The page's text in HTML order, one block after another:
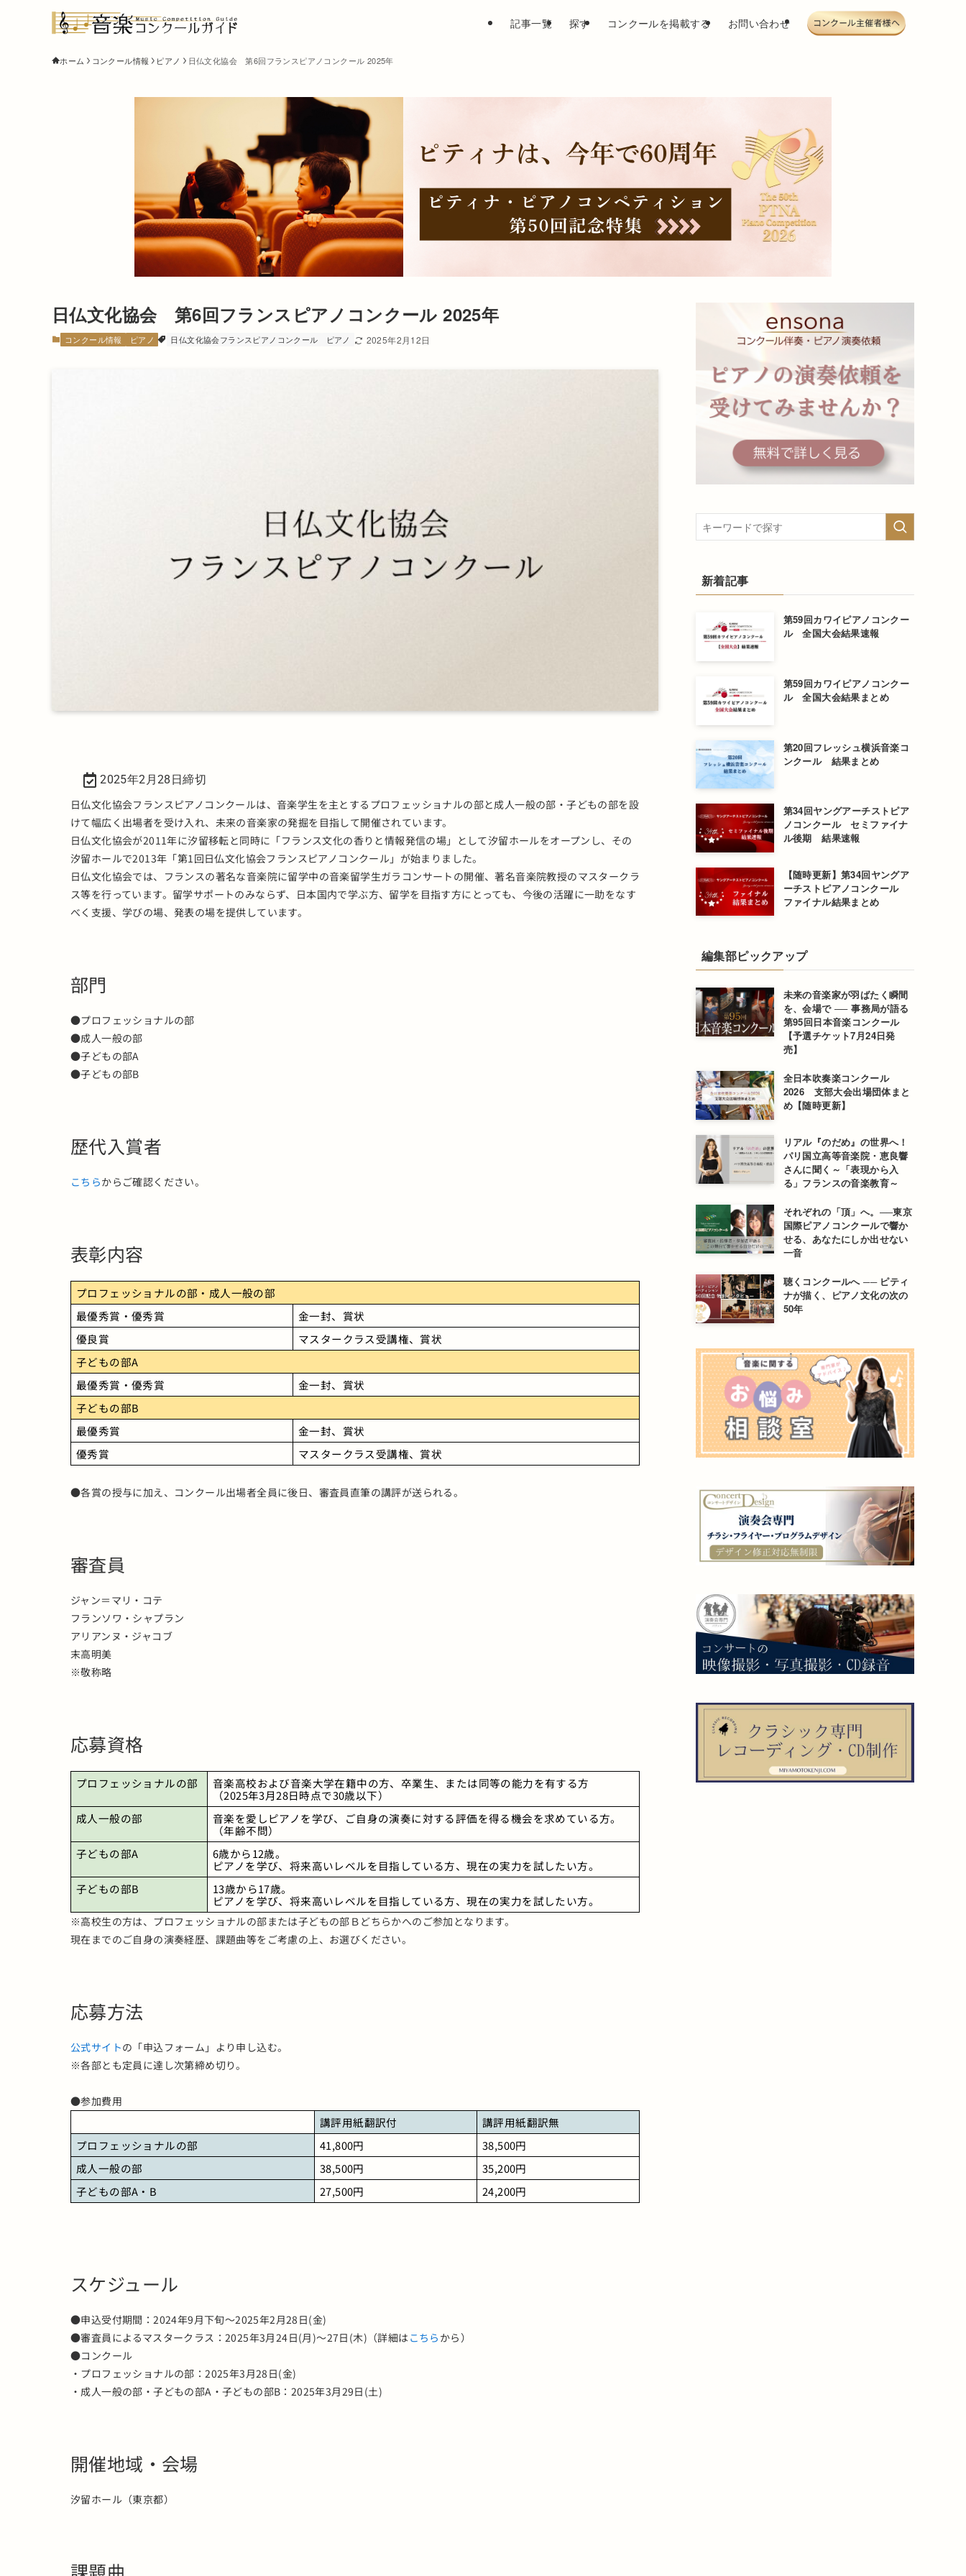
記事一覧 探す コンクールを掲載する お問い合わせ
ホーム コンクール情報 ピアノ 日仏文化協会 第6回フランスピアノコンクール 2025年
日仏文化協会 第6回フランスピアノコンクール 2025年
コンクール情報 ピアノ 日仏文化協会フランスピアノコンクール ピアノ 2025年2月12日
2025年2月28日締切
日仏文化協会フランスピアノコンクールは、音楽学生を主とするプロフェッショナルの部と成人一般の部・子どもの部を設
けて幅広く出場者を受け入れ、未来の音楽家の発掘を目指して開催されています。
日仏文化協会が2011年に汐留移転と同時に「フランス文化の香りと情報発信の場」として汐留ホールをオープンし、その
汐留ホールで2013年「第1回日仏文化協会フランスピアノコンクール」が始まりました。
日仏文化協会では、フランスの著名な音楽院に留学中の音楽留学生ガラコンサートの開催、著名音楽院教授のマスタークラ
ス等を行っています。留学サポートのみならず、日本国内で学ぶ方、留学を目指す方にとっても、今後の活躍に一助をなす
べく支援、学びの場、発表の場を提供しています。
部門
●プロフェッショナルの部
●成人一般の部
●子どもの部A
●子どもの部B
歴代入賞者
こちらからご確認ください。
表彰内容
プロフェッショナルの部・成人一般の部
最優秀賞・優秀賞
金一封、賞状
優良賞
マスタークラス受講権、賞状
子どもの部A
最優秀賞・優秀賞
金一封、賞状
子どもの部B
最優秀賞
金一封、賞状
優秀賞
マスタークラス受講権、賞状
●各賞の授与に加え、コンクール出場者全員に後日、審査員直筆の講評が送られる。
審査員
ジャン＝マリ・コテ
フランソワ・シャプラン
アリアンヌ・ジャコブ
末高明美
※敬称略
応募資格
プロフェッショナルの部
音楽高校および音楽大学在籍中の方、卒業生、または同等の能力を有する方
（2025年3月28日時点で30歳以下）
成人一般の部
音楽を愛しピアノを学び、ご自身の演奏に対する評価を得る機会を求めている方。
（年齢不問）
子どもの部A
6歳から12歳。
ピアノを学び、将来高いレベルを目指している方、現在の実力を試したい方。
子どもの部B
13歳から17歳。
ピアノを学び、将来高いレベルを目指している方、現在の実力を試したい方。
※高校生の方は、プロフェッショナルの部または子どもの部Ｂどちらかへのご参加となります。
現在までのご自身の演奏経歴、課題曲等をご考慮の上、お選びください。
応募方法
公式サイトの「申込フォーム」より申し込む。
※各部とも定員に達し次第締め切り。
●参加費用
講評用紙翻訳付
講評用紙翻訳無
プロフェッショナルの部
41,800円
38,500円
成人一般の部
38,500円
35,200円
子どもの部A・B
27,500円 24,200円
スケジュール
●申込受付期間：2024年9月下旬～2025年2月28日(金)
●審査員によるマスタークラス：2025年3月24日(月)～27日(木)（詳細は こちら から）
●コンクール
・プロフェッショナルの部：2025年3月28日(金)
・成人一般の部・子どもの部A・子どもの部B：2025年3月29日(土)
開催地域・会場
汐留ホール（東京都）
新着記事
第59回カワイピアノコンクー
ル 全国大会結果速報
第59回カワイピアノコンクー
ル 全国大会結果まとめ
第20回フレッシュ横浜音楽コ
ンクール 結果まとめ
第34回ヤングアーチストピア
ノコンクール セミファイナ
ル後期 結果速報
【随時更新】第34回ヤングア
ーチストピアノコンクール
ファイナル結果まとめ
編集部ピックアップ
未来の音楽家が羽ばたく瞬間
を、会場で ── 事務局が語る
第95回日本音楽コンクール
【予選チケット7月24日発
売】
全日本吹奏楽コンクール
2026 支部大会出場団体まと
め【随時更新】
リアル『のだめ』の世界へ！
パリ国立高等音楽院・恵良響
さんに聞く～「表現から入
る」フランスの音楽教育～
それぞれの「頂」へ。──東京
国際ピアノコンクールで響か
せる、あなたにしか出せない
一音
聴くコンクールへ ── ピティ
ナが描く、ピアノ文化の次の
50年